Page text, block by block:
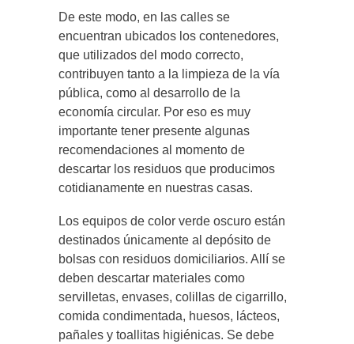
De este modo, en las calles se
encuentran ubicados los contenedores,
que utilizados del modo correcto,
contribuyen tanto a la limpieza de la vía
pública, como al desarrollo de la
economía circular. Por eso es muy
importante tener presente algunas
recomendaciones al momento de
descartar los residuos que producimos
cotidianamente en nuestras casas.
Los equipos de color verde oscuro están
destinados únicamente al depósito de
bolsas con residuos domiciliarios. Allí se
deben descartar materiales como
servilletas, envases, colillas de cigarrillo,
comida condimentada, huesos, lácteos,
pañales y toallitas higiénicas. Se debe